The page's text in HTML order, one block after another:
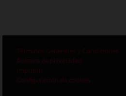
Términos Generales y Condiciones
Política de privacidad
Imprimir
Configuración de cookies